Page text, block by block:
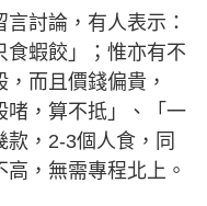
討論，有人表示：
食蝦餃」；惟亦有不
而且價錢偏貴，
啫，算不抵」、「一
，2-3個人食，同
，無需專程北上。